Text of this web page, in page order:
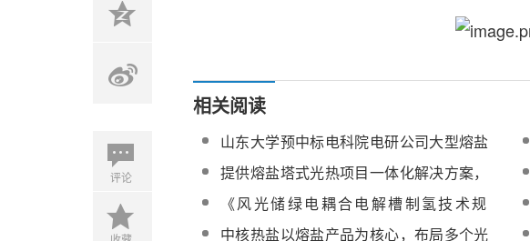
评论
相关阅读
山东大学预中标电科院电研公司大型熔盐
储热系统关键设备及运行策略优化研究服
务
提供熔盐塔式光热项目一体化解决方案，
和利时助力国内单机规模最大塔式光热发
电项目并网发电
《风光储绿电耦合电解槽制氢技术规
范》、《光热发电熔盐储能系统技术规
中核热盐以熔盐产品为核心，布局多个光